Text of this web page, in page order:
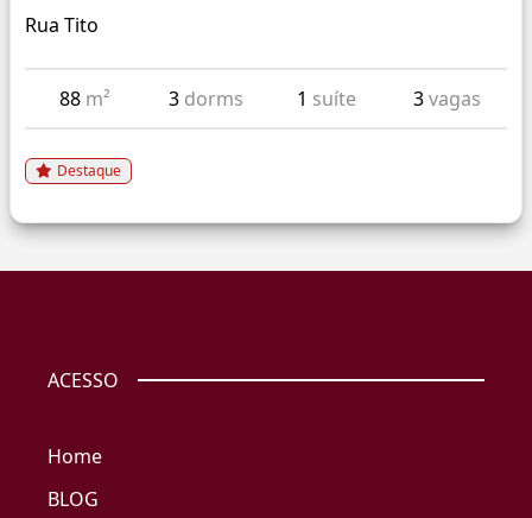
Rua Tito
88 m² 3 dorms 1 suíte 3vagas
Destaque
ACESSO
Home
BLOG